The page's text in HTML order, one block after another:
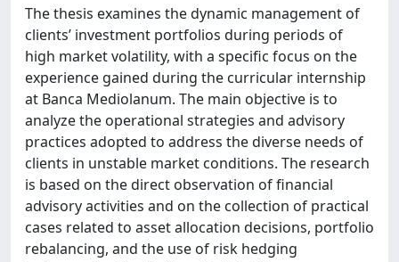
The thesis examines the dynamic management of
clients’ investment portfolios during periods of
high market volatility, with a specific focus on the
experience gained during the curricular internship
at Banca Mediolanum. The main objective is to
analyze the operational strategies and advisory
practices adopted to address the diverse needs of
clients in unstable market conditions. The research
is based on the direct observation of financial
advisory activities and on the collection of practical
cases related to asset allocation decisions, portfolio
rebalancing, and the use of risk hedging